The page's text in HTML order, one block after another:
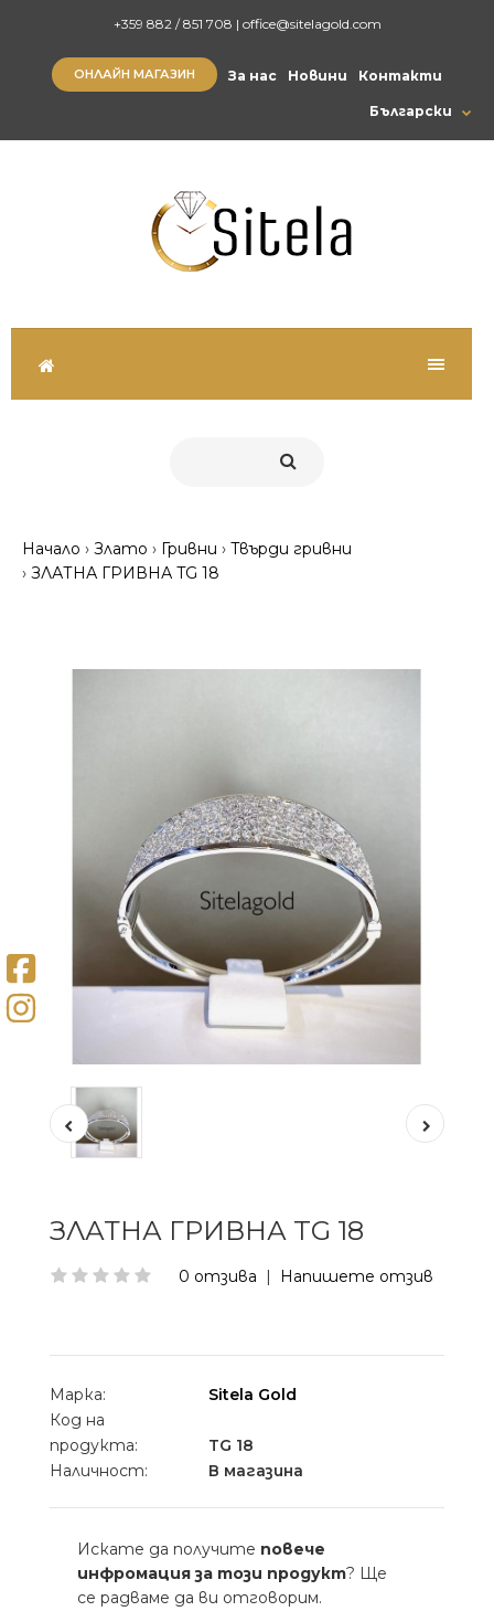
+359 882 / 851 708 | office@sitelagold.com
Български
ОНЛАЙН МАГАЗИН За нас Новини Контакти
Начало Злато Гривни
Твърди гривни
ЗЛАТНА ГРИВНА TG 18
ЗЛАТНА ГРИВНА TG 18
0 отзива | Напишете отзив
Марка:
Sitela Gold
Код на
продукта:
TG 18
Наличност:
В магазина
Искате да получите повече
инфромация за този продукт? Ще
се радваме да ви отговорим.